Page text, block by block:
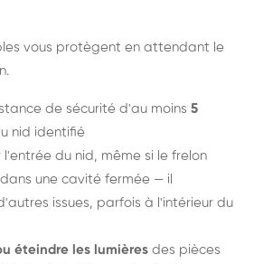
vous protègent en attendant le
de sécurité d'au moins 5
nid identifié
l'entrée du nid, même si le frelon
une cavité fermée — il
issues, parfois à l'intérieur du
éteindre les lumières des pièces